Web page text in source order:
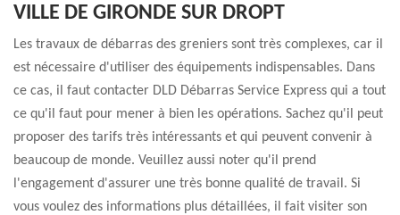
VILLE DE GIRONDE SUR DROPT
Les travaux de débarras des greniers sont très complexes, car il
est nécessaire d'utiliser des équipements indispensables. Dans
ce cas, il faut contacter DLD Débarras Service Express qui a tout
ce qu'il faut pour mener à bien les opérations. Sachez qu'il peut
proposer des tarifs très intéressants et qui peuvent convenir à
beaucoup de monde. Veuillez aussi noter qu'il prend
l'engagement d'assurer une très bonne qualité de travail. Si
vous voulez des informations plus détaillées, il fait visiter son